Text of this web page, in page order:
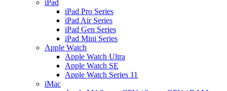
iPad
iPad Pro Series
iPad Air Series
iPad Gen Series
iPad Mini Series
Apple Watch
Apple Watch Ultra
Apple Watch SE
Apple Watch Series 11
iMac